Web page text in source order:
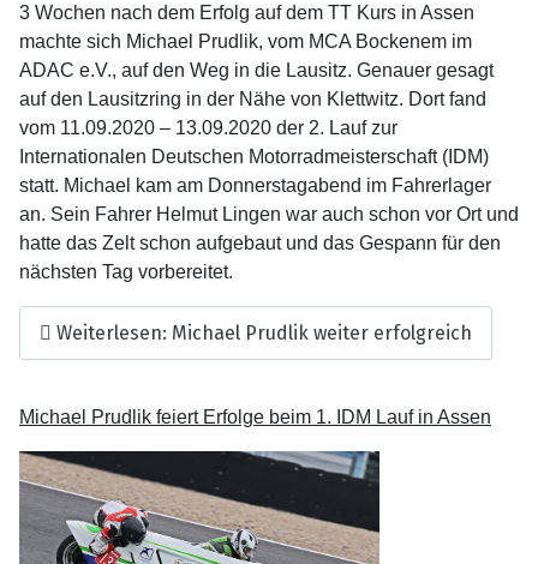
3 Wochen nach dem Erfolg auf dem TT Kurs in Assen
machte sich Michael Prudlik, vom MCA Bockenem im
ADAC e.V., auf den Weg in die Lausitz. Genauer gesagt
auf den Lausitzring in der Nähe von Klettwitz. Dort fand
vom 11.09.2020 – 13.09.2020 der 2. Lauf zur
Internationalen Deutschen Motorradmeisterschaft (IDM)
statt. Michael kam am Donnerstagabend im Fahrerlager
an. Sein Fahrer Helmut Lingen war auch schon vor Ort und
hatte das Zelt schon aufgebaut und das Gespann für den
nächsten Tag vorbereitet.
Weiterlesen: Michael Prudlik weiter erfolgreich
Michael Prudlik feiert Erfolge beim 1. IDM Lauf in Assen